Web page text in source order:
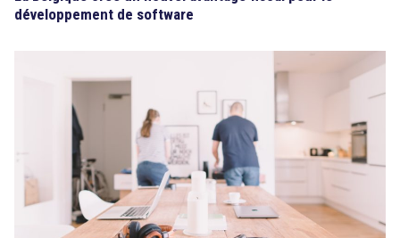
développement de software